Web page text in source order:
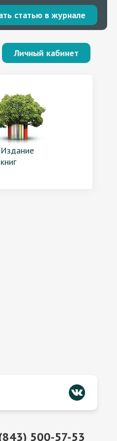
статью в журнале
Личный кабинет
Издание
книг
500-57-53